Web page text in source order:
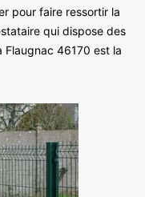
pour faire ressortir la
qui dispose des
46170 est la